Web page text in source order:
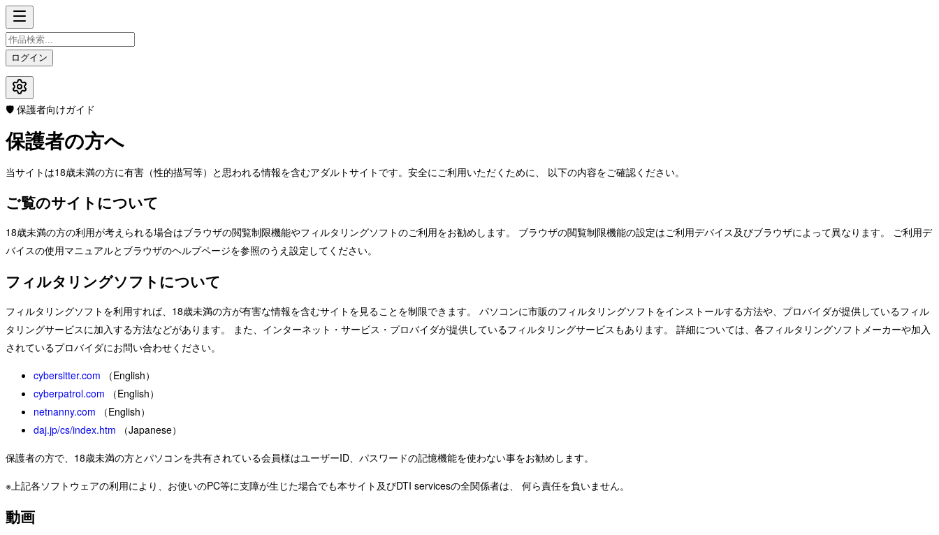
ログイン
🛡️ 保護者向けガイド
保護者の方へ
当サイトは18歳未満の方に有害（性的描写等）と思われる情報を含むアダルトサイトです。安全にご利用いただくために、 以下の内容をご確認ください。
ご覧のサイトについて
18歳未満の方の利用が考えられる場合はブラウザの閲覧制限機能やフィルタリングソフトのご利用をお勧めします。 ブラウザの閲覧制限機能の設定はご利用デバイス及びブラウザによって異なります。 ご利用デ
バイスの使用マニュアルとブラウザのヘルプページを参照のうえ設定してください。
フィルタリングソフトについて
フィルタリングソフトを利用すれば、18歳未満の方が有害な情報を含むサイトを見ることを制限できます。 パソコンに市販のフィルタリングソフトをインストールする方法や、プロバイダが提供しているフィル
タリングサービスに加入する方法などがあります。 また、インターネット・サービス・プロバイダが提供しているフィルタリングサービスもあります。 詳細については、各フィルタリングソフトメーカーや加入
されているプロバイダにお問い合わせください。
cybersitter.com
（English）
cyberpatrol.com
（English）
netnanny.com
（English）
daj.jp/cs/index.htm
（Japanese）
保護者の方で、18歳未満の方とパソコンを共有されている会員様はユーザーID、パスワードの記憶機能を使わない事をお勧めします。
※上記各ソフトウェアの利用により、お使いのPC等に支障が生じた場合でも本サイト及びDTI servicesの全関係者は、 何ら責任を負いません。
動画